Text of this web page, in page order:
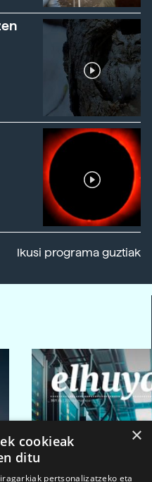
Ikusi programa guztiak
×
cookieak
ditu
pertsonalizatzeko eta